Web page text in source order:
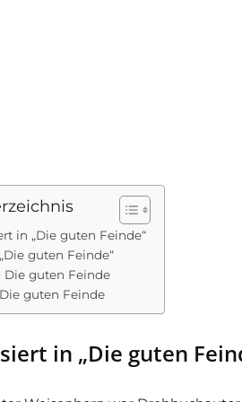
in „Die guten Feinde“
guten Feinde“
Die guten Feinde
guten Feinde
in „Die guten